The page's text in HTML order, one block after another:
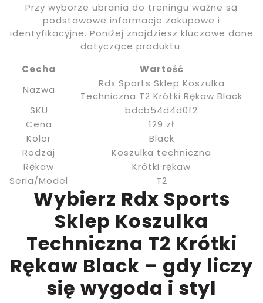
Przy wyborze ubrania do treningu ważne są
podstawowe informacje zakupowe i
identyfikacyjne. Poniżej znajdziesz kluczowe dane
dotyczące produktu.
Cecha
Wartość
Nazwa
Rdx Sports Sklep Koszulka
Techniczna T2 Krótki Rękaw Black
SKU
bdcb54d4d0f2
Cena
129 zł
Kolor
Black
Rodzaj
Koszulka techniczna
Rękaw
KrótkI rękaw
Seria/Model
T2
Wybierz Rdx Sports
Sklep Koszulka
Techniczna T2 Krótki
Rękaw Black – gdy liczy
się wygoda i styl